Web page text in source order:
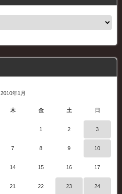
2010年1月
木 金 土 日
1 2 3
7 8 9 10
14 15 16 17
21 22 23 24